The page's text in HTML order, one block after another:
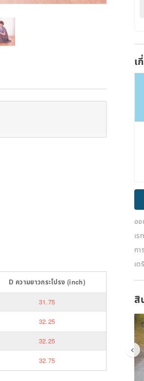
เ
อ
เร
ก
เต
สิ
D ความยาวกระโปรง (inch)
31.75
32.25
32.25
32.75